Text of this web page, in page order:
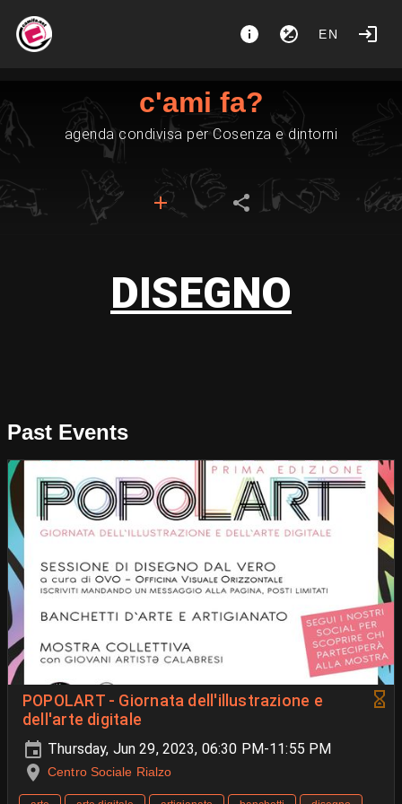
EN
c'ami fa?
agenda condivisa per Cosenza e dintorni
DISEGNO
Past Events
POPOLART - Giornata dell'illustrazione e
dell'arte digitale
Thursday, Jun 29, 2023, 06:30 PM-11:55 PM
Centro Sociale Rialzo